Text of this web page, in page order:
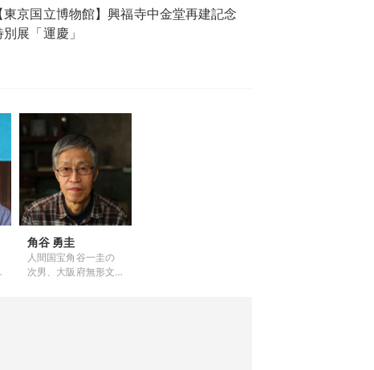
東京国立博物館】興福寺中金堂再建記念
別展「運慶」
角谷 勇圭
人間国宝角谷一圭の
次男、大阪府無形文